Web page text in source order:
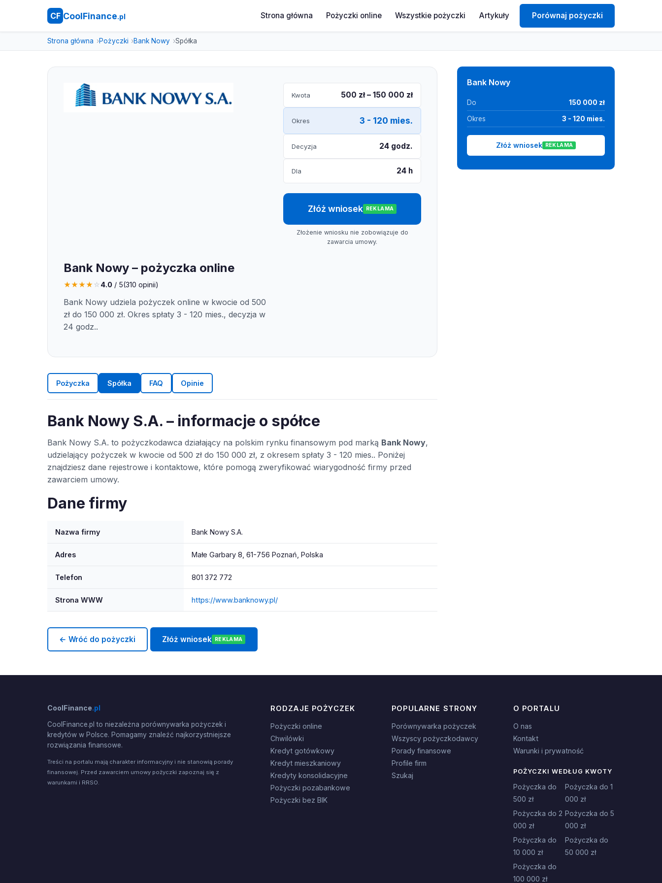
CF CoolFinance.pl Strona główna Pożyczki online Wszystkie pożyczki Artykuły Porównaj pożyczki
Strona główna Pożyczki Bank Nowy Spółka
Bank Nowy – pożyczka online
★★★★☆4.0 / 5(310 opinii)
Bank Nowy udziela pożyczek online w kwocie od 500
zł do 150 000 zł. Okres spłaty 3 - 120 mies., decyzja w
24 godz..
Kwota 500 zł – 150 000 zł
Okres 3 - 120 mies.
Decyzja 24 godz.
Dla 24 h
Złóż wniosek REKLAMA
Złożenie wniosku nie zobowiązuje do
zawarcia umowy.
Pożyczka Spółka FAQ Opinie
Bank Nowy S.A. – informacje o spółce
Bank Nowy S.A. to pożyczkodawca działający na polskim rynku finansowym pod marką Bank Nowy,
udzielający pożyczek w kwocie od 500 zł do 150 000 zł, z okresem spłaty 3 - 120 mies.. Poniżej
znajdziesz dane rejestrowe i kontaktowe, które pomogą zweryfikować wiarygodność firmy przed
zawarciem umowy.
Dane firmy
Nazwa firmy Bank Nowy S.A.
Adres Małe Garbary 8, 61-756 Poznań, Polska
Telefon 801 372 772
Strona WWW https://www.banknowy.pl/
← Wróć do pożyczki Złóż wniosek REKLAMA
Bank Nowy
Do 150 000 zł
Okres 3 - 120 mies.
Złóż wniosek REKLAMA
CoolFinance.pl
CoolFinance.pl to niezależna porównywarka pożyczek i
kredytów w Polsce. Pomagamy znaleźć najkorzystniejsze
rozwiązania finansowe.
Treści na portalu mają charakter informacyjny i nie stanowią porady
finansowej. Przed zawarciem umowy pożyczki zapoznaj się z
warunkami i RRSO.
RODZAJE POŻYCZEK
Pożyczki online
Chwilówki
Kredyt gotówkowy
Kredyt mieszkaniowy
Kredyty konsolidacyjne
Pożyczki pozabankowe
Pożyczki bez BIK
POPULARNE STRONY
Porównywarka pożyczek
Wszyscy pożyczkodawcy
Porady finansowe
Profile firm
Szukaj
O PORTALU
O nas
Kontakt
Warunki i prywatność
POŻYCZKI WEDŁUG KWOTY
Pożyczka do
500 zł
Pożyczka do 1
000 zł
Pożyczka do 2
000 zł
Pożyczka do 5
000 zł
Pożyczka do
10 000 zł
Pożyczka do
50 000 zł
Pożyczka do
100 000 zł